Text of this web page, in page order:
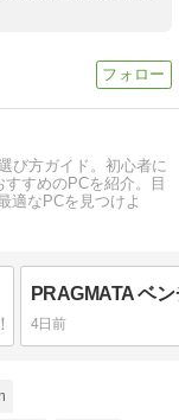
び方ガイド。初心者に
すめのPCを紹介。目
適なPCを見つけよ
4日前